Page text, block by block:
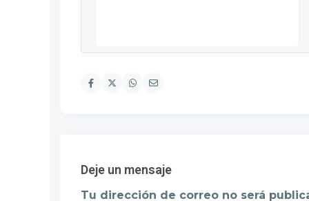
Deje un mensaje
Tu dirección de correo no será